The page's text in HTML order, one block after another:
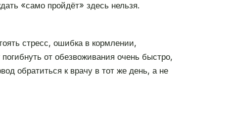
«само пройдёт» здесь нельзя.
стресс, ошибка в кормлении,
от обезвоживания очень быстро,
обратиться к врачу в тот же день, а не